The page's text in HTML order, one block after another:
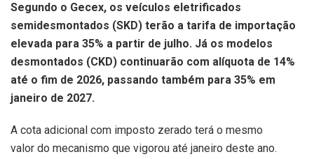
Segundo o Gecex, os veículos eletrificados
semidesmontados (SKD) terão a tarifa de importação
elevada para 35% a partir de julho. Já os modelos
desmontados (CKD) continuarão com alíquota de 14%
até o fim de 2026, passando também para 35% em
janeiro de 2027.
A cota adicional com imposto zerado terá o mesmo
valor do mecanismo que vigorou até janeiro deste ano.